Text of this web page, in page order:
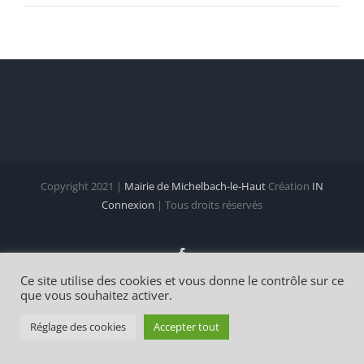
Copyright 2021 | Mairie de Michelbach-le-Haut Création IN
Connexion | Tous droits réservés
Facebook
Ce site utilise des cookies et vous donne le contrôle sur ce
que vous souhaitez activer.
Réglage des cookies Accepter tout